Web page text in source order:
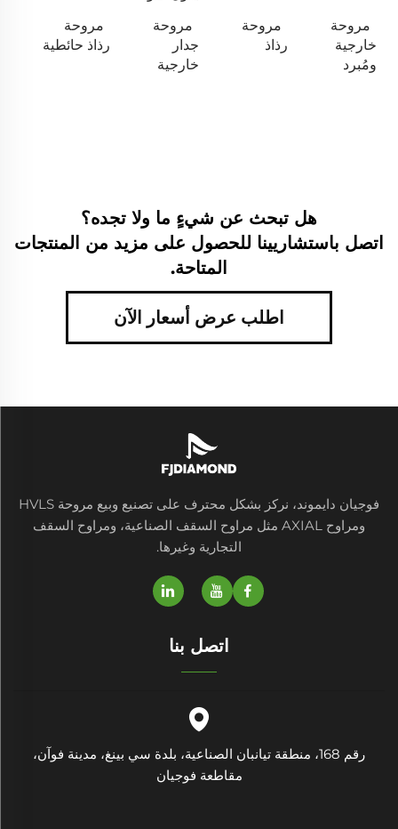
مروحة
خارجية
ومُبرد
مروحة
رذاذ
مروحة
جدار
خارجية
مروحة
رذاذ حائطية
هل تبحث عن شيءٍ ما ولا تجده؟
اتصل باستشاريينا للحصول على مزيد من المنتجات
المتاحة.
اطلب عرض أسعار الآن
فوجيان دايموند، نركز بشكل محترف على تصنيع وبيع مروحة HVLS
ومراوح AXIAL مثل مراوح السقف الصناعية، ومراوح السقف
التجارية وغيرها.
اتصل بنا
رقم 168، منطقة تيانبان الصناعية، بلدة سي بينغ، مدينة فوآن،
مقاطعة فوجيان